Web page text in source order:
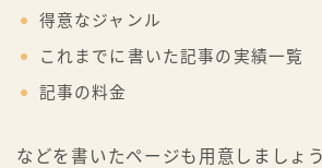
得意なジャンル
これまでに書いた記事の実績一覧
記事の料金
などを書いたページも用意しましょう